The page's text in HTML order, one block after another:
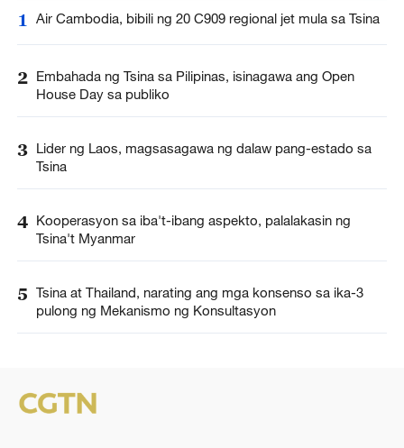
1 Air Cambodia, bibili ng 20 C909 regional jet mula sa Tsina
2 Embahada ng Tsina sa Pilipinas, isinagawa ang Open
House Day sa publiko
3 Lider ng Laos, magsasagawa ng dalaw pang-estado sa
Tsina
4 Kooperasyon sa iba't-ibang aspekto, palalakasin ng
Tsina't Myanmar
5 Tsina at Thailand, narating ang mga konsenso sa ika-3
pulong ng Mekanismo ng Konsultasyon